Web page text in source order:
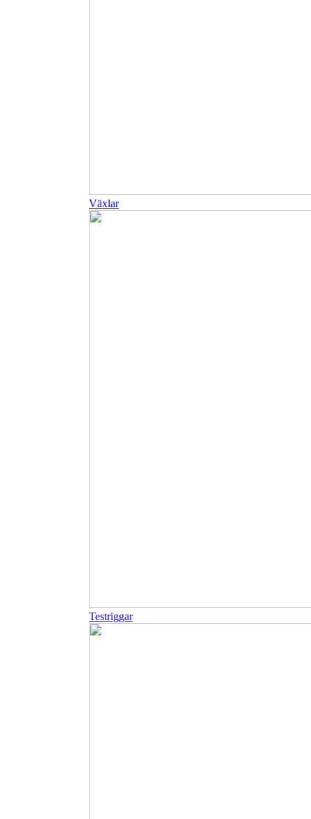
Växlar
Testriggar